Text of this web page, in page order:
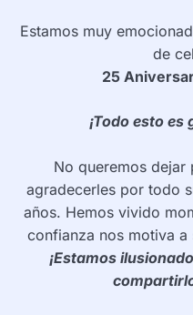
Información
Pressclipping
CONTACTO
(+34) 600 81 82 66
info@touribisport.com
Estamos muy
de
25
¡Todo esto
No queremos dejar
agradecerles por todo
años. Hemos vivido
confianza nos motiva
¡Estamos